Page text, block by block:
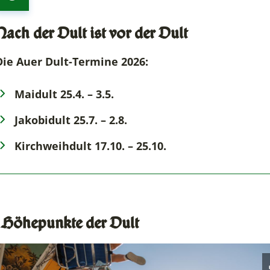
der Dult ist vor der Dult
Auer Dult-Termine 2026:
Maidult 25.4. – 3.5.
Jakobidult 25.7. – 2.8.
Kirchweihdult 17.10. – 25.10.
der Dult